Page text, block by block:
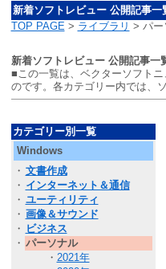
新着ソフトレビュー 公開記事一
TOP PAGE> ライブラリ > パー
新着ソフトレビュー 公開記事一
■この一覧は、ベクターソフト
のです。各カテゴリー内では、
カテゴリー別一覧
Windows
・ 文書作成
・ インターネット＆通信
・ ユーティリティ
・ 画像＆サウンド
・ ビジネス
・ パーソナル
・ 2021年